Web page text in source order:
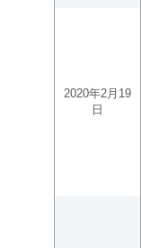
2020年2月19
日